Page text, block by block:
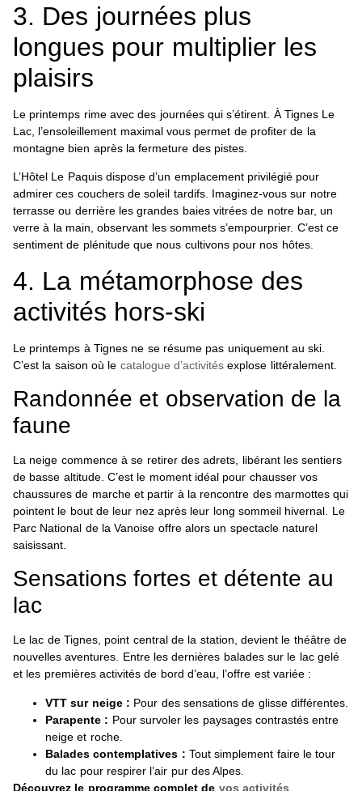
3. Des journées plus
longues pour multiplier les
plaisirs
Le printemps rime avec des journées qui s’étirent. À Tignes Le
Lac, l’ensoleillement maximal vous permet de profiter de la
montagne bien après la fermeture des pistes.
L’Hôtel Le Paquis dispose d’un emplacement privilégié pour
admirer ces couchers de soleil tardifs. Imaginez-vous sur notre
terrasse ou derrière les grandes baies vitrées de notre bar, un
verre à la main, observant les sommets s’empourprier. C’est ce
sentiment de plénitude que nous cultivons pour nos hôtes.
4. La métamorphose des
activités hors-ski
Le printemps à Tignes ne se résume pas uniquement au ski.
C’est la saison où le catalogue d’activitésexplose littéralement.
Randonnée et observation de la
faune
La neige commence à se retirer des adrets, libérant les sentiers
de basse altitude. C’est le moment idéal pour chausser vos
chaussures de marche et partir à la rencontre des marmottes qui
pointent le bout de leur nez après leur long sommeil hivernal. Le
Parc National de la Vanoise offre alors un spectacle naturel
saisissant.
Sensations fortes et détente au
lac
Le lac de Tignes, point central de la station, devient le théâtre de
nouvelles aventures. Entre les dernières balades sur le lac gelé
et les premières activités de bord d’eau, l’offre est variée :
VTT sur neige : Pour des sensations de glisse différentes.
Parapente : Pour survoler les paysages contrastés entre
neige et roche.
Balades contemplatives : Tout simplement faire le tour
du lac pour respirer l’air pur des Alpes.
Découvrez le programme complet de vos activités